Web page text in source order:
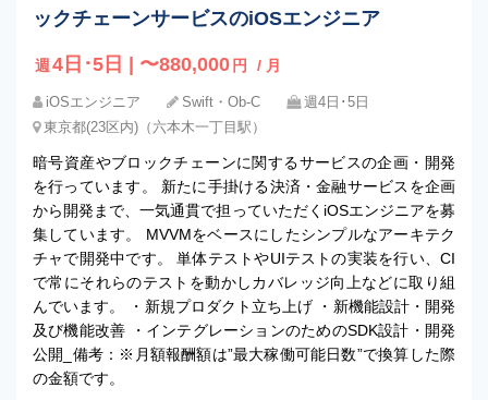
ックチェーンサービスのiOSエンジニア
週 4日･5日 | 〜880,000 円 / 月
iOSエンジニア Swift・Ob-C
週4日･5日
東京都(23区内)（六本木一丁目駅）
暗号資産やブロックチェーンに関するサービスの企画・開発
を行っています。 新たに手掛ける決済・金融サービスを企画
から開発まで、一気通貫で担っていただくiOSエンジニアを募
集しています。 MVVMをベースにしたシンプルなアーキテク
チャで開発中です。 単体テストやUIテストの実装を行い、CI
で常にそれらのテストを動かしカバレッジ向上などに取り組
んでいます。 ・新規プロダクト立ち上げ ・新機能設計・開発
及び機能改善 ・インテグレーションのためのSDK設計・開発
公開_備考：※月額報酬額は”最大稼働可能日数”で換算した際
の金額です。